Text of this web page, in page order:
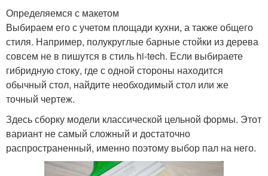
Определяемся с макетом
Выбираем его с учетом площади кухни, а также общего
стиля. Например, полукруглые барные стойки из дерева
совсем не в пишутся в стиль hi-tech. Если выбираете
гибридную стоку, где с одной стороны находится
обычный стол, найдите необходимый стол или же
точный чертеж.
Здесь сборку модели классической цельной формы. Этот
вариант не самый сложный и достаточно
распространенный, именно поэтому выбор пал на него.